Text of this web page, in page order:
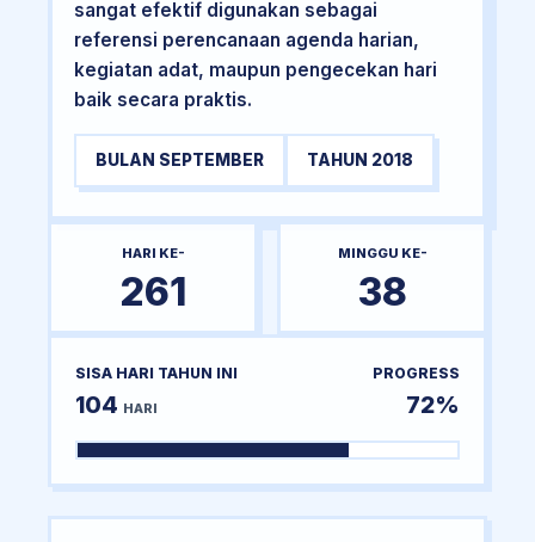
sangat efektif digunakan sebagai
referensi perencanaan agenda harian,
kegiatan adat, maupun pengecekan hari
baik secara praktis.
BULAN SEPTEMBER TAHUN 2018
HARI KE-
261
MINGGU KE-
38
SISA HARI TAHUN INI
104 HARI
PROGRESS
72%